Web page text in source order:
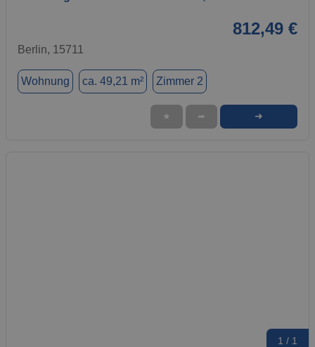
812,49 €
Berlin, 15711
Wohnung ca. 49,21 m² Zimmer 2
★ ➦ ➜
1 / 1